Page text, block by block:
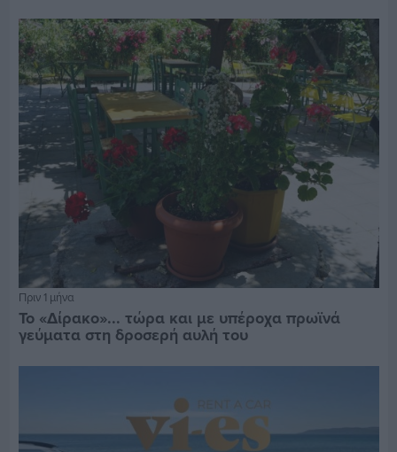
Πριν 1 μήνα
Το «Δίρακο»... τώρα και με υπέροχα πρωϊνά
γεύματα στη δροσερή αυλή του